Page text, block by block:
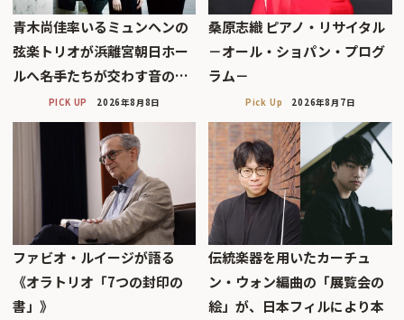
青木尚佳率いるミュンヘンの
弦楽トリオが浜離宮朝日ホー
ルへ――名手たちが交わす音の…
PICK UP 2026年8月8日
桑原志織 ピアノ・リサイタル
－オール・ショパン・プログ
ラム－
Pick Up 2026年8月7日
ファビオ・ルイージが語る
《オラトリオ「7つの封印の
書」》
伝統楽器を用いたカーチュ
ン・ウォン編曲の「展覧会の
絵」が、日本フィルにより本